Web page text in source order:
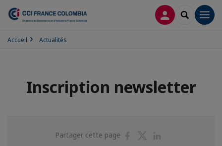
CONNEXION
Accueil Actualités
Inscription newsletter
Partager cette page
PartagerPartager